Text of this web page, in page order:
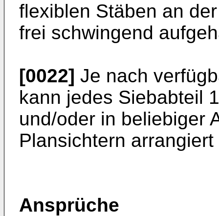
flexiblen Stäben an
frei schwingend
[0022] Je nach
kann jedes Siebabteil
und/oder in beliebiger
Plansichtern arrangiert
Ansprüche